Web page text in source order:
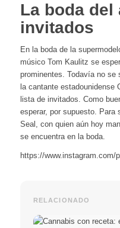
La boda del
invitados
En la boda de la
músico Tom Kaulitz se
prominentes. Todavía no se
la cantante estadounidense
lista de invitados. Como
esperar, por supuesto. Para
Seal, con quien aún hoy
se encuentra en la boda.
https://www.instagram.com/
RELACIONADO